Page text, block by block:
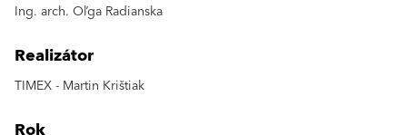
Ing. arch. Oľga Radianska
Realizátor
TIMEX - Martin Krištiak